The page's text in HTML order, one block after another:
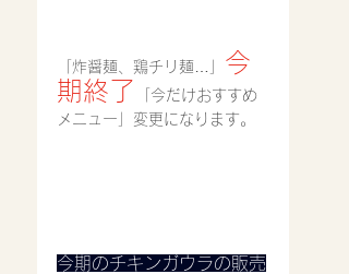
「炸醤麺、鶏チリ麺…」 今
期終了
「今だけおすすめ
メニュー」変更になります。
今期のチキンガウラの販売